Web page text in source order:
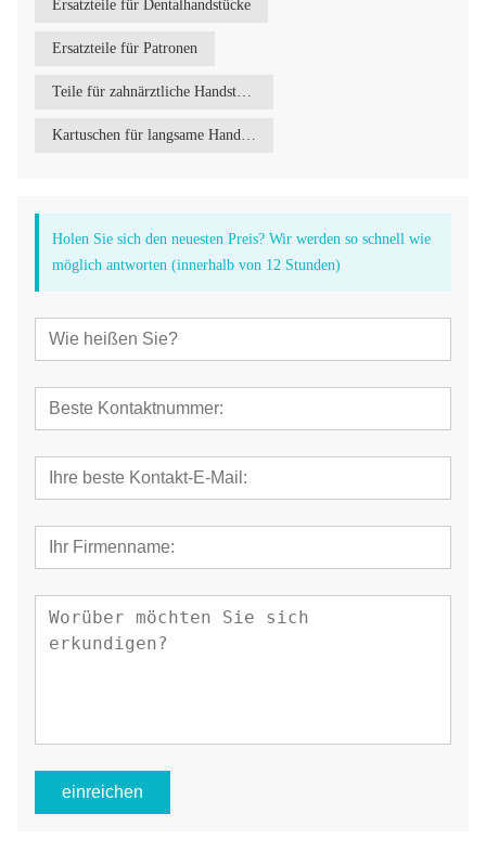
Ersatzteile für Dentalhandstücke
Ersatzteile für Patronen
Teile für zahnärztliche Handstücke
Kartuschen für langsame Handstücke
Holen Sie sich den neuesten Preis? Wir werden so schnell wie
möglich antworten (innerhalb von 12 Stunden)
einreichen